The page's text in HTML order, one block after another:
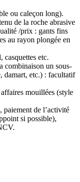
ou caleçon long).
de la roche abrasive
/prix : gants fins
au rayon plongée en
casquettes etc.
combinaison un sous-
damart, etc.) : facultatif
mouillées (style
paiement de l’activité
si possible),